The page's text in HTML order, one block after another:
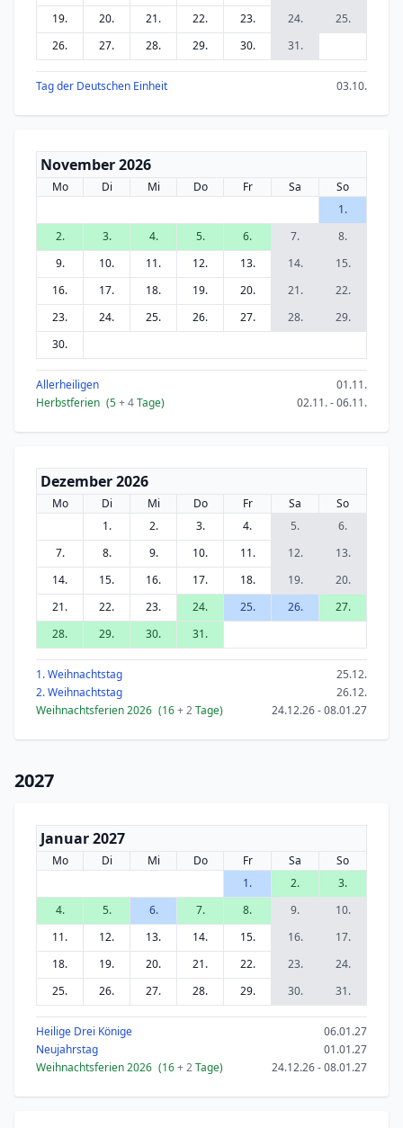
19.
20. 21. 22. 23. 24.
25.
26.
27. 28. 29. 30. 31.
Tag der Deutschen Einheit 03.10.
November 2026
Mo Di Mi Do Fr Sa
So
1.
2.
3. 4. 5. 6. 7.
8.
9.
10. 11. 12. 13. 14.
15.
16.
17. 18. 19. 20. 21.
22.
23.
24. 25. 26. 27. 28.
29.
30.
Allerheiligen
01.11.
Herbstferien (5+ 4Tage) 02.11. - 06.11.
Dezember 2026
Mo Di Mi Do Fr Sa
So
1.
2. 3. 4. 5.
6.
7.
8. 9. 10. 11. 12.
13.
14.
15. 16. 17. 18. 19.
20.
21.
22. 23. 24. 25. 26.
27.
28.
29. 30. 31.
1. Weihnachtstag
25.12.
2. Weihnachtstag
26.12.
Weihnachtsferien 2026 (16+ 2Tage) 24.12.26 - 08.01.27
2027
Januar 2027
Mo Di Mi Do Fr Sa
So
1.
2.
3.
4.
5. 6. 7. 8. 9.
10.
11.
12. 13. 14. 15. 16.
17.
18.
19. 20. 21. 22. 23.
24.
25.
26. 27. 28. 29. 30. 31.
Heilige Drei Könige
06.01.27
Neujahrstag
01.01.27
Weihnachtsferien 2026 (16+ 2Tage) 24.12.26 - 08.01.27